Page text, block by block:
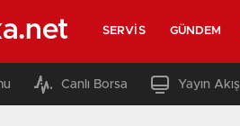
SERVIS GÜNDEM
Canlı Borsa Yayın